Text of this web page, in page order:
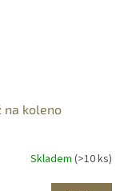
na koleno
Skladem (>10 ks)